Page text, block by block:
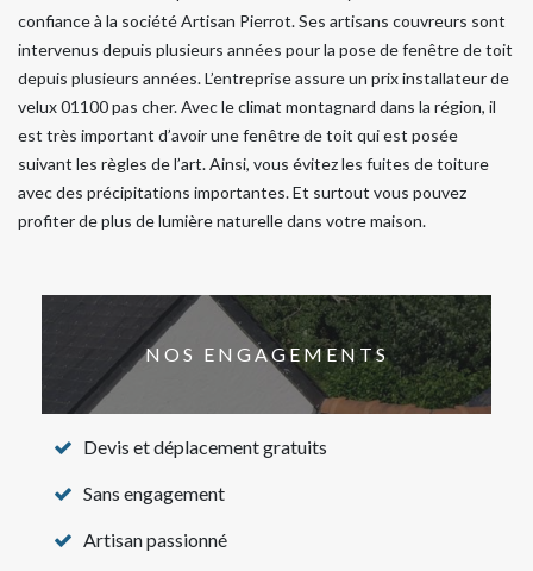
confiance à la société Artisan Pierrot. Ses artisans couvreurs sont
intervenus depuis plusieurs années pour la pose de fenêtre de toit
depuis plusieurs années. L’entreprise assure un prix installateur de
velux 01100 pas cher. Avec le climat montagnard dans la région, il
est très important d’avoir une fenêtre de toit qui est posée
suivant les règles de l’art. Ainsi, vous évitez les fuites de toiture
avec des précipitations importantes. Et surtout vous pouvez
profiter de plus de lumière naturelle dans votre maison.
NOS ENGAGEMENTS
Devis et déplacement gratuits
Sans engagement
Artisan passionné